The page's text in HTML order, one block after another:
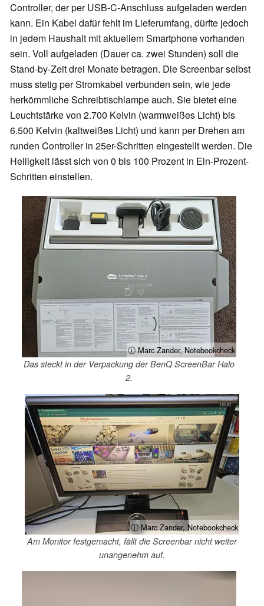
Controller, der per USB-C-Anschluss aufgeladen werden
kann. Ein Kabel dafür fehlt im Lieferumfang, dürfte jedoch
in jedem Haushalt mit aktuellem Smartphone vorhanden
sein. Voll aufgeladen (Dauer ca. zwei Stunden) soll die
Stand-by-Zeit drei Monate betragen. Die Screenbar selbst
muss stetig per Stromkabel verbunden sein, wie jede
herkömmliche Schreibtischlampe auch. Sie bietet eine
Leuchtstärke von 2.700 Kelvin (warmweißes Licht) bis
6.500 Kelvin (kaltweißes Licht) und kann per Drehen am
runden Controller in 25er-Schritten eingestellt werden. Die
Helligkeit lässt sich von 0 bis 100 Prozent in Ein-Prozent-
Schritten einstellen.
ⓘ Marc Zander, Notebookcheck
Das steckt in der Verpackung der BenQ ScreenBar Halo
2.
ⓘ Marc Zander, Notebookcheck
Am Monitor festgemacht, fällt die Screenbar nicht weiter
unangenehm auf.